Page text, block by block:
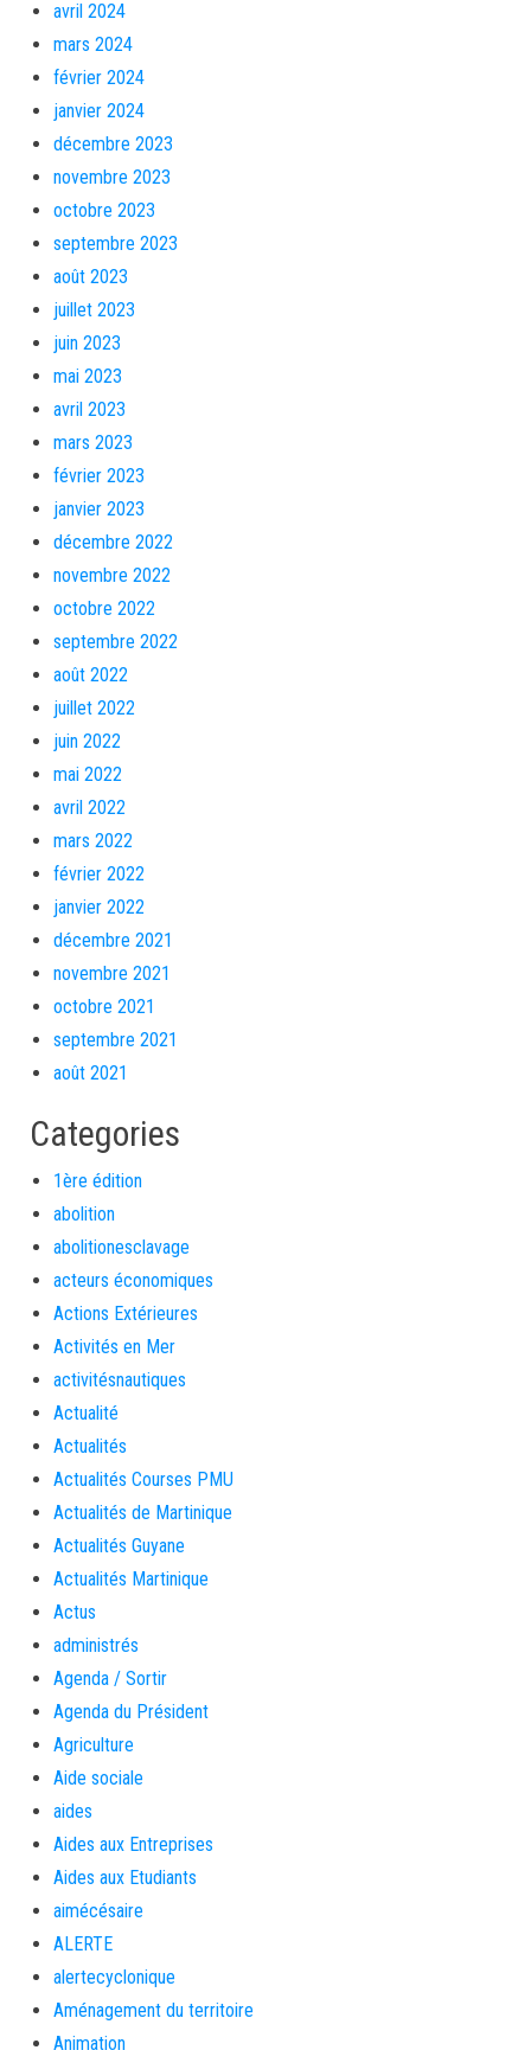
avril 2024
mars 2024
février 2024
janvier 2024
décembre 2023
novembre 2023
octobre 2023
septembre 2023
août 2023
juillet 2023
juin 2023
mai 2023
avril 2023
mars 2023
février 2023
janvier 2023
décembre 2022
novembre 2022
octobre 2022
septembre 2022
août 2022
juillet 2022
juin 2022
mai 2022
avril 2022
mars 2022
février 2022
janvier 2022
décembre 2021
novembre 2021
octobre 2021
septembre 2021
août 2021
Categories
1ère édition
abolition
abolitionesclavage
acteurs économiques
Actions Extérieures
Activités en Mer
activitésnautiques
Actualité
Actualités
Actualités Courses PMU
Actualités de Martinique
Actualités Guyane
Actualités Martinique
Actus
administrés
Agenda / Sortir
Agenda du Président
Agriculture
Aide sociale
aides
Aides aux Entreprises
Aides aux Etudiants
aimécésaire
ALERTE
alertecyclonique
Aménagement du territoire
Animation